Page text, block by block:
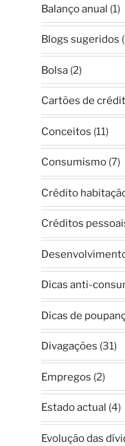
Balanço anual (1)
Blogs sugeridos
Bolsa(2)
Cartões de
Conceitos (11)
Consumismo(7)
Crédito
Créditos
Dicas anti-
Dicas de
Divagações (31)
Empregos (2)
Estado actual (4)
Evolução das